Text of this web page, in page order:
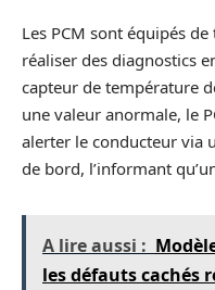
Les PCM sont équipés
réaliser des diagnostics
capteur de température
une valeur anormale, le
alerter le conducteur via
de bord, l’informant
A lire aussi :
les défauts cachés